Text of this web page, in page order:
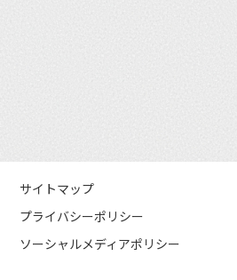
サイトマップ
プライバシーポリシー
ソーシャルメディアポリシー